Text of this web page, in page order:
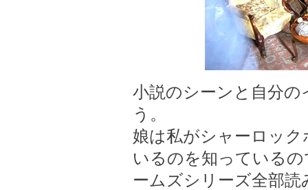
小説のシーンと自分
う。
娘は私がシャーロッ
いるのを知っている
ームズシリーズ全部